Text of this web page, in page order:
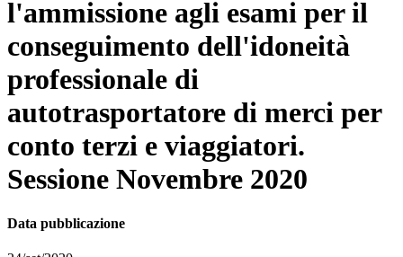
l'ammissione agli esami per il
conseguimento dell'idoneità
professionale di
autotrasportatore di merci per
conto terzi e viaggiatori.
Sessione Novembre 2020
Data pubblicazione